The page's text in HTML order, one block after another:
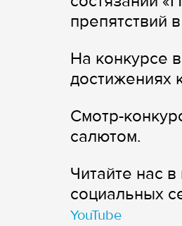
препятствий
На конкурсе
достижениях
Смотр-
салютом.
Читайте нас
cоциальных
YouTube